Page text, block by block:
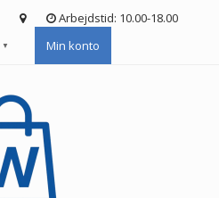
Arbejdstid: 10.00-18.00
▼ Min konto